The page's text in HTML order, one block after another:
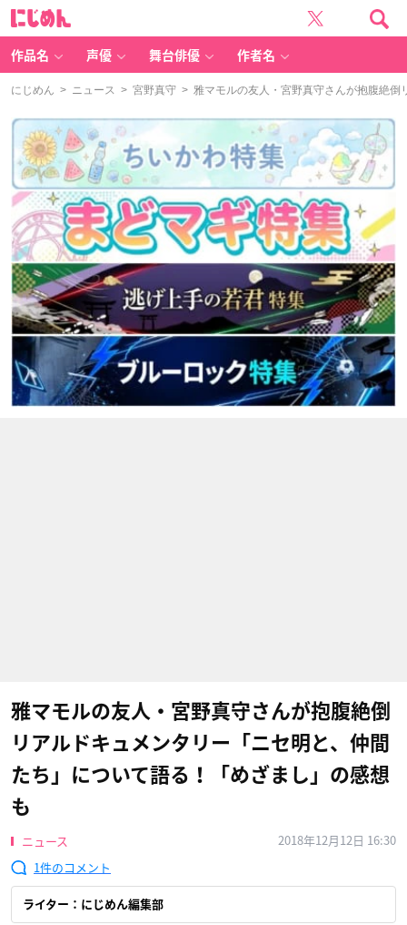
作品名 声優 舞台俳優 作者名
にじめん > ニュース > 宮野真守 > 雅マモルの友人・宮野真守さんが抱腹絶倒
雅マモルの友人・宮野真守さんが抱腹絶倒
リアルドキュメンタリー「ニセ明と、仲間
たち」について語る！「めざまし」の感想
も
ニュース
2018年12月12日 16:30
1
ライター：にじめん編集部